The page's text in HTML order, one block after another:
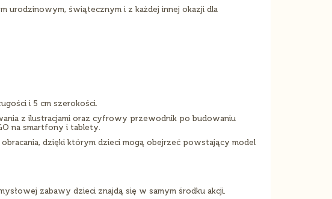
urodzinowym, świątecznym i z każdej innej okazji dla
i 5 cm szerokości.
z ilustracjami oraz cyfrowy przewodnik po budowaniu
na smartfony i tablety.
dzięki którym dzieci mogą obejrzeć powstający model
zabawy dzieci znajdą się w samym środku akcji.